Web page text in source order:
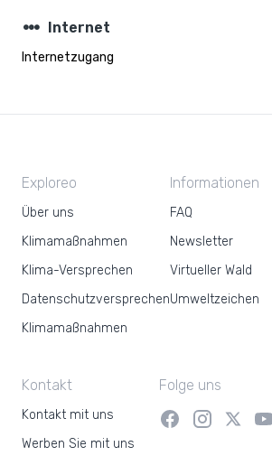
steppers Internet
Internetzugang
Exploreo
Über uns
Klimamaßnahmen
Klima-Versprechen
Datenschutzversprechen
Klimamaßnahmen
Informationen
FAQ
Newsletter
Virtueller Wald
Umweltzeichen
Kontakt
Kontakt mit uns
Werben Sie mit uns
Folge uns